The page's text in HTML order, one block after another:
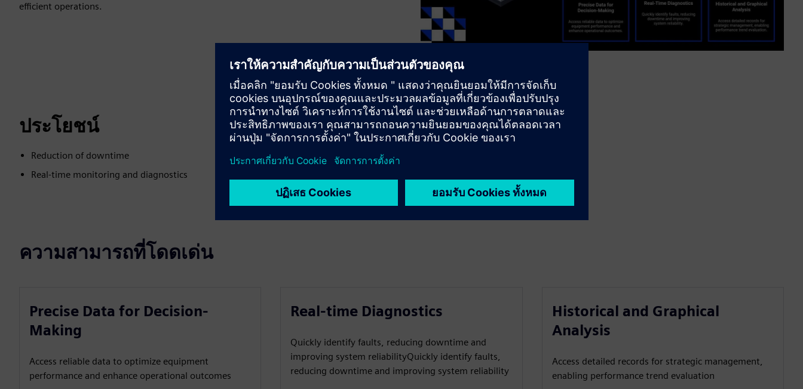
efficient operations.
ประโยชน์
Reduction of downtime
Real-time monitoring and diagnostics
ความสามารถที่โดดเด่น
Precise Data for Decision-
Making
Access reliable data to optimize equipment
performance and enhance operational outcomes
Real-time Diagnostics
Quickly identify faults, reducing downtime and
improving system reliabilityQuickly identify faults,
reducing downtime and improving system reliability
Historical and Graphical
Analysis
Access detailed records for strategic management,
enabling performance trend evaluation